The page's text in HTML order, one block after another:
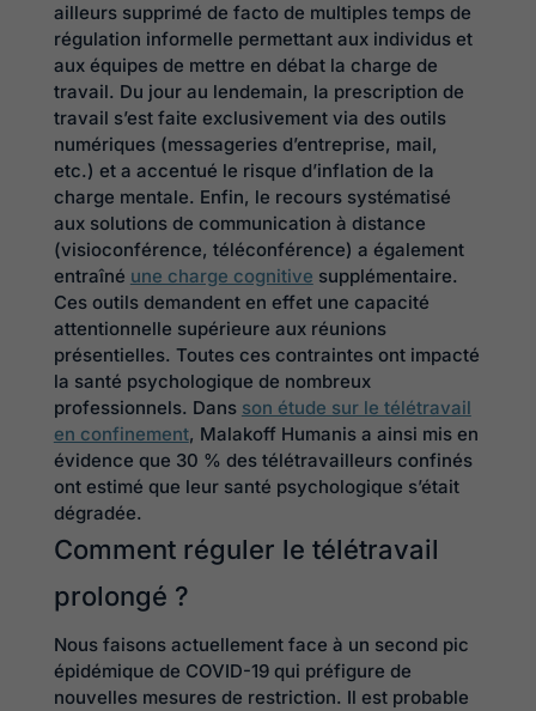
ailleurs supprimé de facto de multiples temps de
régulation informelle permettant aux individus et
aux équipes de mettre en débat la charge de
travail. Du jour au lendemain, la prescription de
travail s’est faite exclusivement via des outils
numériques (messageries d’entreprise, mail,
etc.) et a accentué le risque d’inflation de la
charge mentale. Enfin, le recours systématisé
aux solutions de communication à distance
(visioconférence, téléconférence) a également
entraîné une charge cognitive supplémentaire.
Ces outils demandent en effet une capacité
attentionnelle supérieure aux réunions
présentielles. Toutes ces contraintes ont impacté
la santé psychologique de nombreux
professionnels. Dans son étude sur le télétravail
en confinement, Malakoff Humanis a ainsi mis en
évidence que 30 % des télétravailleurs confinés
ont estimé que leur santé psychologique s’était
dégradée.
Comment réguler le télétravail
prolongé ?
Nous faisons actuellement face à un second pic
épidémique de COVID-19 qui préfigure de
nouvelles mesures de restriction. Il est probable